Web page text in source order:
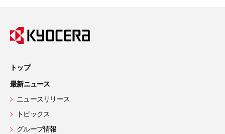
トップ
最新ニュース
ニュースリリース
トピックス
グループ情報